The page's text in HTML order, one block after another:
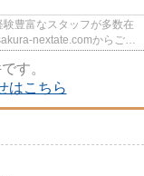
豊富なスタッフが多数在
nextate.comからご連
す。
はこちら